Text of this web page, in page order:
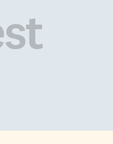
norvégien ThyssenKrupp
Marine Systems (TKMS) pour
construire jusqu’à 12 sous-